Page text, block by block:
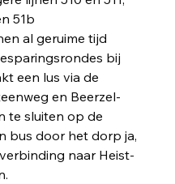
51b
al geruime tijd
bij
een lus via de
en Beerzel-
te sluiten op de
bus door het dorp ja,
naar Heist-